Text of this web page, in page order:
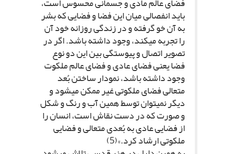
باید انفصالى میان این فضا و فضایى که بشر
به آن خو گرفته و در زندگى روزانه خود آن
را تجربه مى‏کند، وجود داشته باشد. اگر در
تصویر اتصال و پیوستگى بین این دو نوع
فضا یعنى فضاى عادى و فضاى عالم ملکوت
وجود داشته باشد، نمودار ساختن بُعد
متعالى فضاى ملکوتى غیر ممکن مى‏شود و
دیگر نمى‏توان توسط همین آب و رنگ و شکل
و صورت که در دست نقاش است، انسان را
از فضایى عادى به بُعدى متعالى و فضایى
ملکوتى ارشاد کرد.»(5)